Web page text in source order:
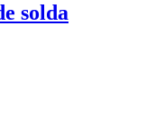
solda